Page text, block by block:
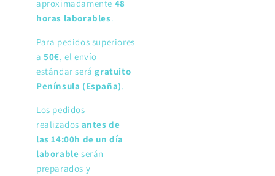
aproximadamente 48
horas laborables.
Para pedidos superiores
a50€, el envío
estándar serágratuito
Península (España).
Los pedidos
realizados antes de
las 14:00h de un día
laborable serán
preparados y